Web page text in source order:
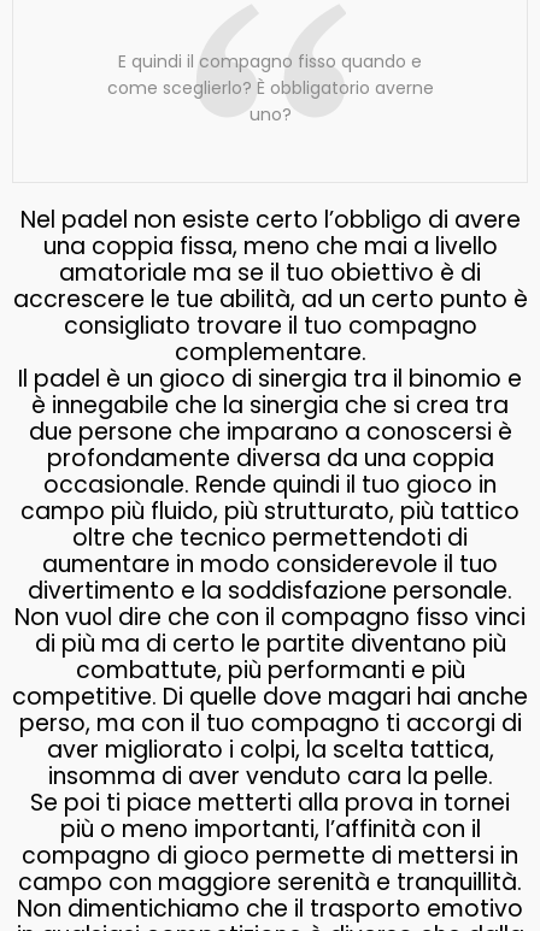
E quindi il compagno fisso quando e
come sceglierlo? È obbligatorio averne
uno?
Nel padel non esiste certo l’obbligo di avere
una coppia fissa, meno che mai a livello
amatoriale ma se il tuo obiettivo è di
accrescere le tue abilità, ad un certo punto è
consigliato trovare il tuo compagno
complementare.
Il padel è un gioco di sinergia tra il binomio e
è innegabile che la sinergia che si crea tra
due persone che imparano a conoscersi è
profondamente diversa da una coppia
occasionale. Rende quindi il tuo gioco in
campo più fluido, più strutturato, più tattico
oltre che tecnico permettendoti di
aumentare in modo considerevole il tuo
divertimento e la soddisfazione personale.
Non vuol dire che con il compagno fisso vinci
di più ma di certo le partite diventano più
combattute, più performanti e più
competitive. Di quelle dove magari hai anche
perso, ma con il tuo compagno ti accorgi di
aver migliorato i colpi, la scelta tattica,
insomma di aver venduto cara la pelle.
Se poi ti piace metterti alla prova in tornei
più o meno importanti, l’affinità con il
compagno di gioco permette di mettersi in
campo con maggiore serenità e tranquillità.
Non dimentichiamo che il trasporto emotivo